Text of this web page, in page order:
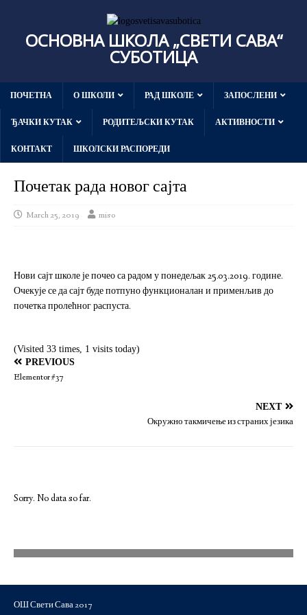
ОСНОВНА ШКОЛА „СВЕТИ САВА“
СУБОТИЦА
ПОЧЕТНА О ШКОЛИ РАД ШКОЛЕ ЗАПОСЛЕНИ
ЂАЧКИ КУТАК РОДИТЕЉСКИ КУТАК АКТИВНОСТИ
КОНТАКТ ШКОЛСКИ РАСПОРЕДИ
Почетак рада новог сајта
March 25, 2019 miso
Нови сајт школе је почео са радом у понедељак 25.03.2019. године.
Очекује се да сајт буде потпуно функционалан и применљив до
почетка пролећног распуста.
(Visited 33 times, 1 visits today)
PREVIOUS
Elementor #37
NEXT
Окружно такмичење из страних језика
Sorry. No data so far.
ОШ Свети Сава 2017